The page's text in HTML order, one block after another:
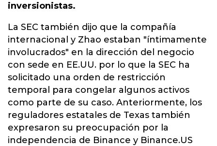
inversionistas.
La SEC también dijo que la compañía
internacional y Zhao estaban "íntimamente
involucrados" en la dirección del negocio
con sede en EE.UU. por lo que la SEC ha
solicitado una orden de restricción
temporal para congelar algunos activos
como parte de su caso. Anteriormente, los
reguladores estatales de Texas también
expresaron su preocupación por la
independencia de Binance y Binance.US